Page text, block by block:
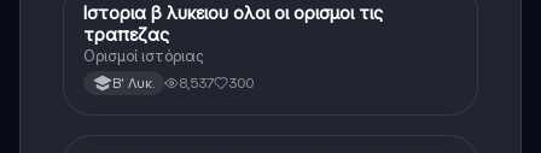
Ιστορία
Ιστορια β λυκειου ολοι οι ορισμοι τις
τραπεζας
Ορισμοί ιστόριας
Β' Λυκ. 8,537 300